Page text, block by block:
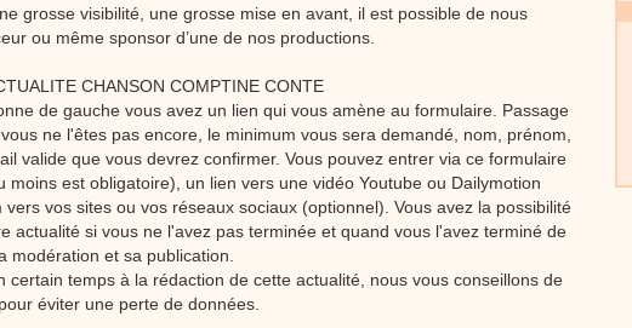
grosse visibilité, une grosse mise en avant, il est possible de nous
ou même sponsor d’une de nos productions.
CHANSON COMPTINE CONTE
de gauche vous avez un lien qui vous amène au formulaire. Passage
ne l'êtes pas encore, le minimum vous sera demandé, nom, prénom,
valide que vous devrez confirmer. Vous pouvez entrer via ce formulaire
moins est obligatoire), un lien vers une vidéo Youtube ou Dailymotion
vos sites ou vos réseaux sociaux (optionnel). Vous avez la possibilité
actualité si vous ne l'avez pas terminée et quand vous l'avez terminé de
modération et sa publication.
certain temps à la rédaction de cette actualité, nous vous conseillons de
éviter une perte de données.